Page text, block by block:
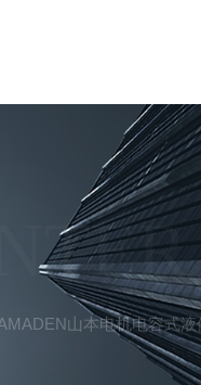
山本电机电容式